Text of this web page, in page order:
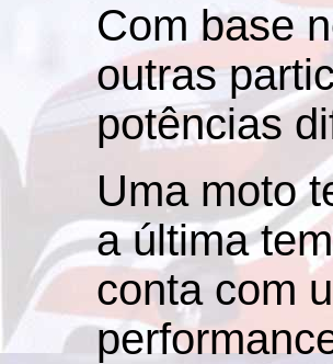
Com base
outras
potências
Uma moto
a última
conta com